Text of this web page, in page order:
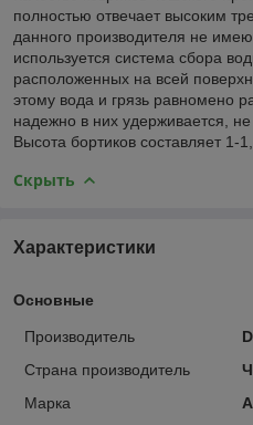
полностью отвечает высоким
данного производителя не
используется система сбора
расположенных на всей
этому вода и грязь равномено
надежно в них удерживается,
Высота бортиков составляет 1-
Скрыть
Характеристики
Основные
Производитель
Страна производитель
Марка